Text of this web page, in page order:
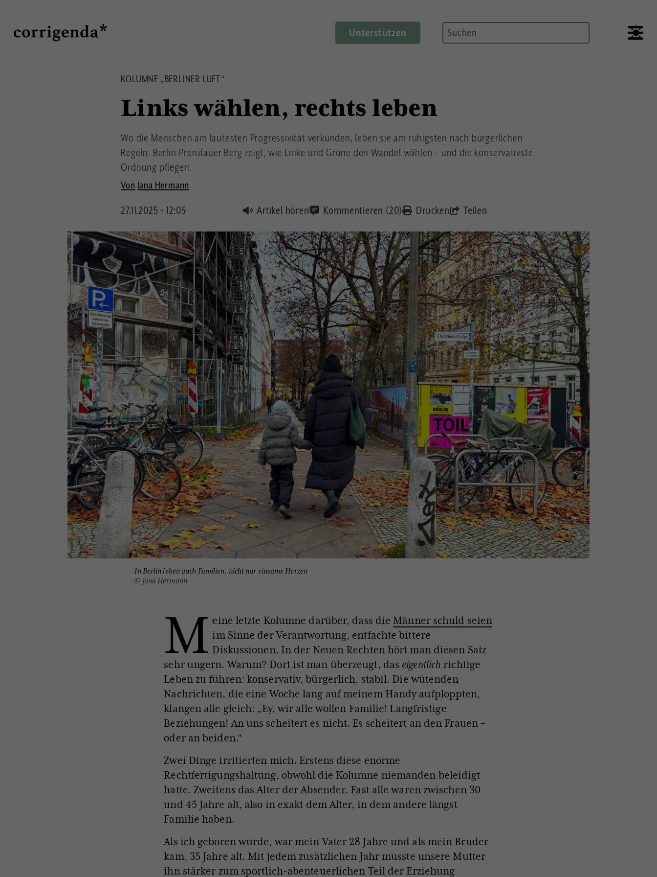
Inhalt
Suche
Unterstützen
KOLUMNE „BERLINER LUFT“
Links wählen, rechts leben
Wo die Menschen am lautesten Progressivität verkünden, leben sie am ruhigsten nach bürgerlichen
Regeln. Berlin-Prenzlauer Berg zeigt, wie Linke und Grüne den Wandel wählen – und die konservativste
Ordnung pflegen.
Von Jana Hermann
27.11.2025 - 12:05 Artikel hören Kommentieren (20) Drucken Teilen
In Berlin leben auch Familien, nicht nur einsame Herzen
© Jana Hermann
M eine letzte Kolumne darüber, dass dieMänner schuld seien
im Sinne der Verantwortung, entfachte bittere
Diskussionen. In der Neuen Rechten hört man diesen Satz
sehr ungern. Warum? Dort ist man überzeugt, das eigentlich richtige
Leben zu führen: konservativ, bürgerlich, stabil. Die wütenden
Nachrichten, die eine Woche lang auf meinem Handy aufploppten,
klangen alle gleich: „Ey, wir alle wollen Familie! Langfristige
Beziehungen! An uns scheitert es nicht. Es scheitert an den Frauen –
oder an beiden.“
Zwei Dinge irritierten mich. Erstens diese enorme
Rechtfertigungshaltung, obwohl die Kolumne niemanden beleidigt
hatte. Zweitens das Alter der Absender. Fast alle waren zwischen 30
und 45 Jahre alt, also in exakt dem Alter, in dem andere längst
Familie haben.
Als ich geboren wurde, war mein Vater 28 Jahre und als mein Bruder
kam, 35 Jahre alt. Mit jedem zusätzlichen Jahr musste unsere Mutter
ihn stärker zum sportlich-abenteuerlichen Teil der Erziehung